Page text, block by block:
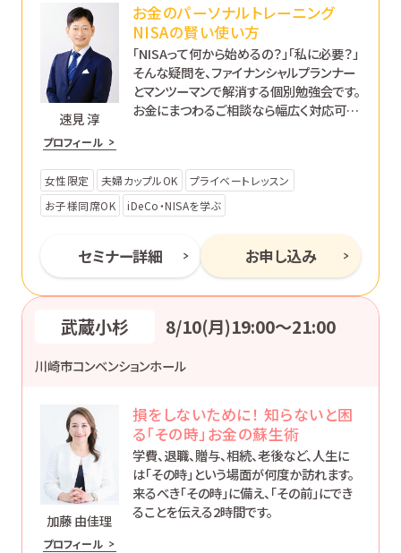
速見 淳
プロフィール
お金のパーソナルトレーニング
NISAの賢い使い方
「NISAって何から始めるの？」「私に必要？」
そんな疑問を、ファイナンシャルプランナー
とマンツーマンで解消する個別勉強会です。
お金にまつわるご相談なら幅広く対応可能
女性限定 夫婦カップルOK
プライベートレッスン
お子様同席OK
iDeCo・NISAを学ぶ
セミナー詳細 お申し込み
武蔵小杉 8/10(月)19:00〜21:00
川崎市コンベンションホール
加藤 由佳理
プロフィール
損をしないために！ 知らないと困
る「その時」お金の蘇生術
学費、退職、贈与、相続、老後など、人生に
は「その時」という場面が何度か訪れます。
来るべき「その時」に備え、「その前」にでき
ることを伝える2時間です。